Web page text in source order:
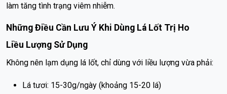
làm tăng tình trạng viêm nhiễm.
Những Điều Cần Lưu Ý Khi Dùng Lá Lốt Trị Ho
Liều Lượng Sử Dụng
Không nên lạm dụng lá lốt, chỉ dùng với liều lượng vừa phải:
Lá tươi: 15-30g/ngày (khoảng 15-20 lá)